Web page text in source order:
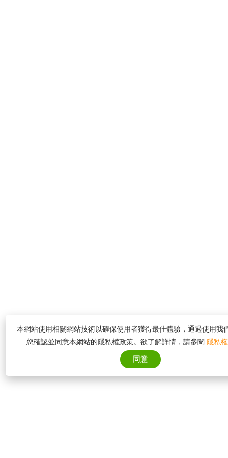
本網站使用相關網站技術以確保使用者獲得最佳體驗，通過使用我
您確認並同意本網站的隱私權政策。欲了解詳情，請參閱 隱私
同意